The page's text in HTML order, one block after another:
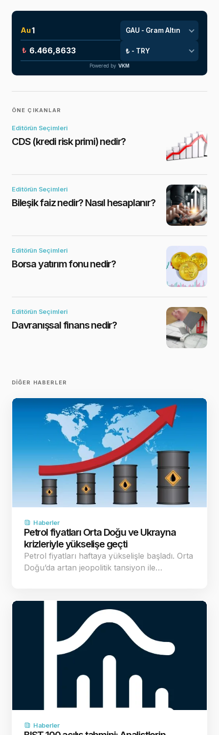
Au
₺
Powered by VKM
ÖNE ÇIKANLAR
Editörün Seçimleri
CDS (kredi risk primi) nedir?
Editörün Seçimleri
Bileşik faiz nedir? Nasıl hesaplanır?
Editörün Seçimleri
Borsa yatırım fonu nedir?
Editörün Seçimleri
Davranışsal finans nedir?
DIĞER HABERLER
Haberler
Petrol fiyatları Orta Doğu ve Ukrayna
krizleriyle yükselişe geçti
Petrol fiyatları haftaya yükselişle başladı. Orta
Doğu’da artan jeopolitik tansiyon ile…
Haberler